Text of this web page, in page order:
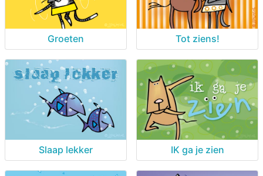
Groeten Tot ziens!
Slaap lekker IK ga je zien